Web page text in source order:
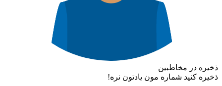
ذخیره در مخاطبین
ذخیره کنید شماره مون یادتون نره!